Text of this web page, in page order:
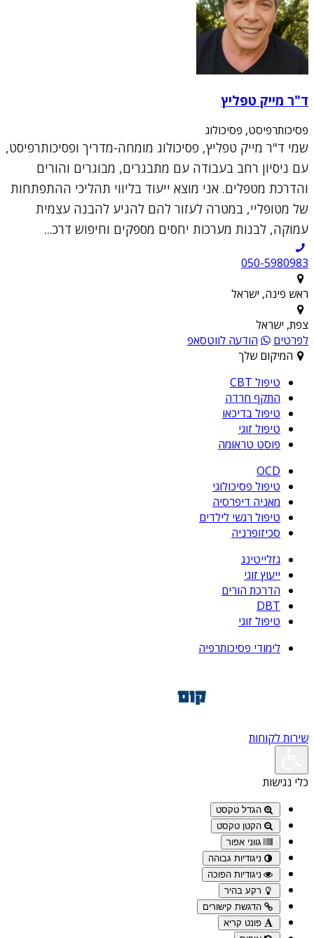
ד"ר מייק טפליץ
פסיכותרפיסט, פסיכולוג
שמי ד"ר מייק טפליץ, פסיכולוג מומחה-מדריך ופסיכותרפיסט,
עם ניסיון רחב בעבודה עם מתבגרים, מבוגרים והורים
והדרכת מטפלים. אני מוצא ייעוד בליווי תהליכי ההתפתחות
של מטופליי, במטרה לעזור להם להגיע להבנה עצמית
עמוקה, לבנות מערכות יחסים מספקים וחיפוש דרכ...
050-5980983
ראש פינה, ישראל
צפת, ישראל
לפרטים
הודעה לווטסאפ
המיקום שלך
טיפול CBT
התקף חרדה
טיפול בדיכאו
טיפול זוגי
פוסט טראומה
OCD
טיפול פסיכולוגי
מאניה דיפרסיה
טיפול רגשי לילדים
סכיזופרניה
גזלייטינג
ייעוץ זוגי
הדרכת הורים
DBT
טיפול זוגי
לימודי פסיכותרפיה
שירות לקוחות
כלי נגישות
הגדל טקסט
הקטן טקסט
גווני אפור
ניגודיות גבוהה
ניגודיות הפוכה
רקע בהיר
הדגשת קישורים
פונט קריא